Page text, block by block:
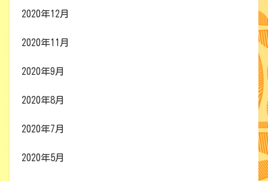
2020年12月
2020年11月
2020年9月
2020年8月
2020年7月
2020年5月